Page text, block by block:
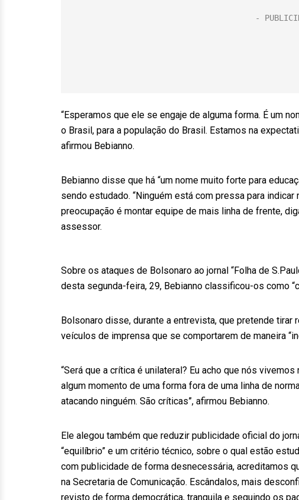
“Esperamos que ele se engaje de alguma forma. É um
o Brasil, para a população do Brasil. Estamos na
afirmou Bebianno.
Bebianno disse que há “um nome muito forte para
sendo estudado. “Ninguém está com pressa para
preocupação é montar equipe de mais linha de frente,
assessor.
Sobre os ataques de Bolsonaro ao jornal “Folha de
desta segunda-feira, 29, Bebianno classificou-os como
Bolsonaro disse, durante a entrevista, que pretende
veículos de imprensa que se comportarem de maneira
“Será que a crítica é unilateral? Eu acho que nós
algum momento de uma forma fora de uma linha de
atacando ninguém. São críticas”, afirmou Bebianno.
Ele alegou também que reduzir publicidade oficial do
“equilíbrio” e um critério técnico, sobre o qual estão
com publicidade de forma desnecessária, acreditamos
na Secretaria de Comunicação. Escândalos, mais
revisto de forma democrática, tranquila e seguindo os